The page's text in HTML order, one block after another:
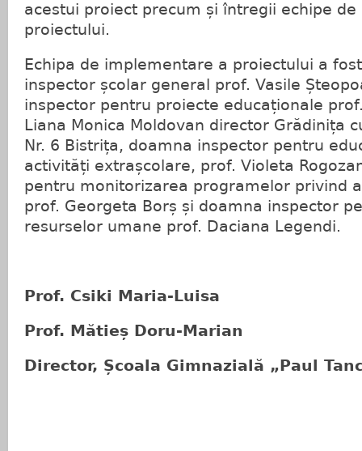
acestui proiect precum și întregii echipe
proiectului.
Echipa de implementare a proiectului a
inspector școlar general prof. Vasile
inspector pentru proiecte educaționale
Liana Monica Moldovan director Grădinița
Nr. 6 Bistrița, doamna inspector pentru
activități extrașcolare, prof. Violeta
pentru monitorizarea programelor privind
prof. Georgeta Borș și doamna inspector
resurselor umane prof. Daciana Legendi.
Prof. Csiki Maria-Luisa
Prof. Mătieș Doru-Marian
Director, Școala Gimnazială „Paul